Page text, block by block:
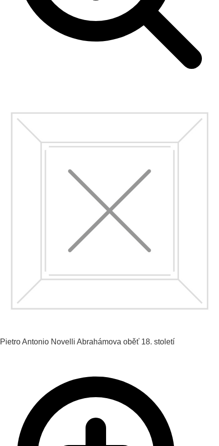
Pietro Antonio Novelli Abrahámova oběť 18. století